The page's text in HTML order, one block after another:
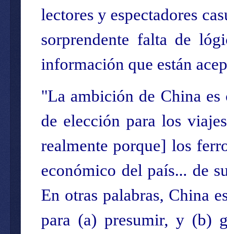
lectores y espectadores
sorprendente falta de
información que están
"La ambición de China
de elección para los
realmente porque] los
económico del país... de
En otras palabras, China
para (a) presumir, y (b)